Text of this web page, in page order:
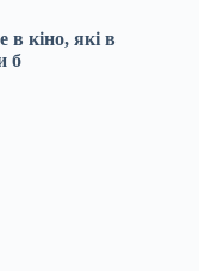
в кіно, які в
б